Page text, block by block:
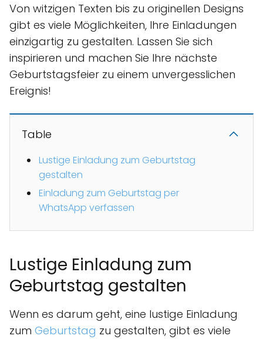
Von witzigen Texten bis zu originellen Designs
gibt es viele Möglichkeiten, Ihre Einladungen
einzigartig zu gestalten. Lassen Sie sich
inspirieren und machen Sie Ihre nächste
Geburtstagsfeier zu einem unvergesslichen
Ereignis!
Table
Lustige Einladung zum Geburtstag
gestalten
Einladung zum Geburtstag per
WhatsApp verfassen
Lustige Einladung zum
Geburtstag gestalten
Wenn es darum geht, eine lustige Einladung
zum Geburtstag zu gestalten, gibt es viele